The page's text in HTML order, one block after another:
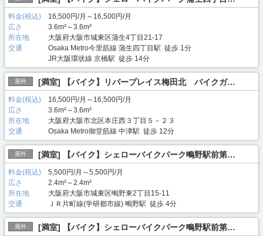
料金(税込)
16,500円/月～16,500円/月
広さ
3.6m²～3.6m²
所在地
大阪府大阪市城東区蒲生4丁目21-17
交通
Osaka Metro今里筋線 蒲生四丁目駅 徒歩 1分
JR大阪環状線 京橋駅 徒歩 14分
屋外 [満室] 【バイク】リバープレイス梅田北 バイクガ…
料金(税込)
16,500円/月～16,500円/月
広さ
3.6m²～3.6m²
所在地
大阪府大阪市北区本庄西３丁目５－２３
交通
Osaka Metro御堂筋線 中津駅 徒歩 12分
屋外 [満室] 【バイク】シェローバイクパーク鴫野駅前第…
料金(税込)
5,500円/月～5,500円/月
広さ
2.4m²～2.4m²
所在地
大阪府大阪市城東区鴫野東2丁目15-11
交通
ＪＲ片町線(学研都市線) 鴫野駅 徒歩 4分
屋外 [満室] 【バイク】シェローバイクパーク鴫野駅前第…